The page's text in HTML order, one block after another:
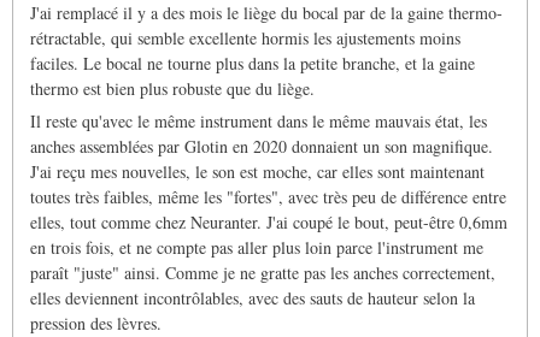
J'ai remplacé il y a des mois le liège du bocal par de la gaine thermo-
rétractable, qui semble excellente hormis les ajustements moins
faciles. Le bocal ne tourne plus dans la petite branche, et la gaine
thermo est bien plus robuste que du liège.
Il reste qu'avec le même instrument dans le même mauvais état, les
anches assemblées par Glotin en 2020 donnaient un son magnifique.
J'ai reçu mes nouvelles, le son est moche, car elles sont maintenant
toutes très faibles, même les "fortes", avec très peu de différence entre
elles, tout comme chez Neuranter. J'ai coupé le bout, peut-être 0,6mm
en trois fois, et ne compte pas aller plus loin parce l'instrument me
paraît "juste" ainsi. Comme je ne gratte pas les anches correctement,
elles deviennent incontrôlables, avec des sauts de hauteur selon la
pression des lèvres.